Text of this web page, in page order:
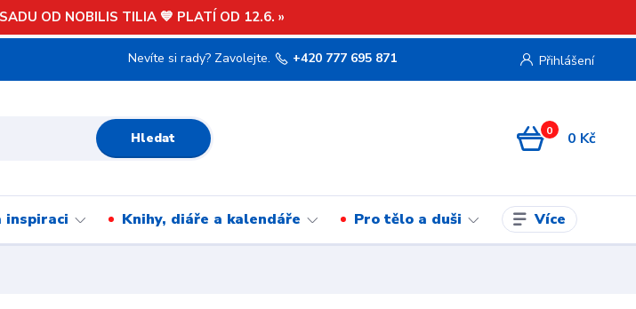
OD NOBILIS TILIA 💙 PLATÍ OD 12.6. »
Přihlášení
Hledat
Nevíte si rady? Zavolejte. +420 777 695 871
0 0 Kč
inspiraci Knihy, diáře a kalendáře Pro tělo a duši Více